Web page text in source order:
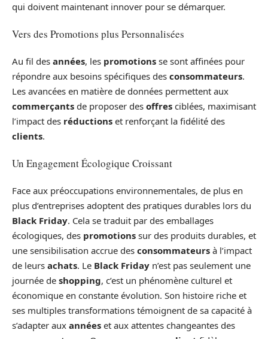
qui doivent maintenant innover pour se démarquer.
Vers des Promotions plus Personnalisées
Au fil des années, les promotions se sont affinées pour
répondre aux besoins spécifiques des consommateurs.
Les avancées en matière de données permettent aux
commerçants de proposer des offres ciblées, maximisant
l’impact des réductions et renforçant la fidélité des
clients.
Un Engagement Écologique Croissant
Face aux préoccupations environnementales, de plus en
plus d’entreprises adoptent des pratiques durables lors du
Black Friday. Cela se traduit par des emballages
écologiques, des promotions sur des produits durables, et
une sensibilisation accrue des consommateurs à l’impact
de leurs achats. Le Black Friday n’est pas seulement une
journée de shopping, c’est un phénomène culturel et
économique en constante évolution. Son histoire riche et
ses multiples transformations témoignent de sa capacité à
s’adapter aux années et aux attentes changeantes des